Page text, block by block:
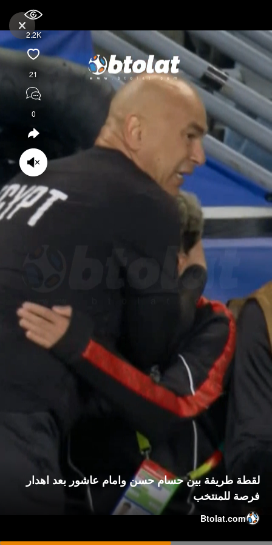
لقطة طريفة بين حسام حسن وامام عاشور بعد اهدار
فرصة للمنتخب
Btolat.com
2.2K
21
0